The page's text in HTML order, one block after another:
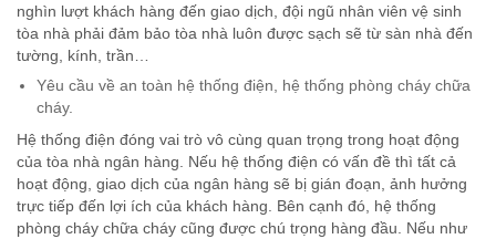
nghìn lượt khách hàng đến giao dịch, đội ngũ nhân viên vệ sinh
tòa nhà phải đảm bảo tòa nhà luôn được sạch sẽ từ sàn nhà đến
tường, kính, trần…
Yêu cầu về an toàn hệ thống điện, hệ thống phòng cháy chữa
cháy.
Hệ thống điện đóng vai trò vô cùng quan trọng trong hoạt động
của tòa nhà ngân hàng. Nếu hệ thống điện có vấn đề thì tất cả
hoạt động, giao dịch của ngân hàng sẽ bị gián đoạn, ảnh hưởng
trực tiếp đến lợi ích của khách hàng. Bên cạnh đó, hệ thống
phòng cháy chữa cháy cũng được chú trọng hàng đầu. Nếu như